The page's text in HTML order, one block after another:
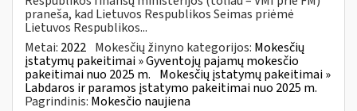
praneša, kad Lietuvos Respublikos Seimas priėmė
Lietuvos Respublikos...
Metai: 2022 Mokesčių žinyno kategorijos: Mokesčių
įstatymų pakeitimai » Gyventojų pajamų mokesčio
pakeitimai nuo 2025 m. Mokesčių įstatymų pakeitimai »
Labdaros ir paramos įstatymo pakeitimai nuo 2025 m.
Pagrindinis: Mokesčio naujiena